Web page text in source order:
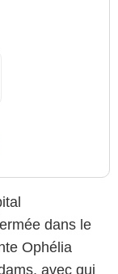
dans le
Ophélia
avec qui